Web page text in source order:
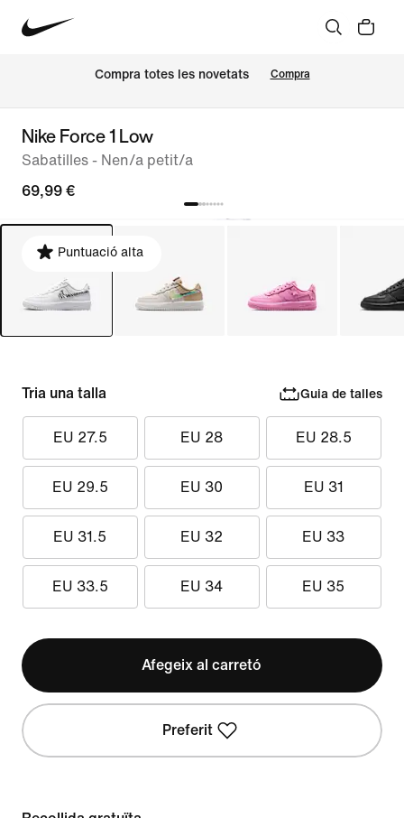
Compra totes les novetats Compra
Nike Force 1 Low
Sabatilles - Nen/a petit/a
69,99 €
Puntuació alta
Tria una talla Guia de talles
EU 27.5 EU 28 EU 28.5
EU 29.5 EU 30 EU 31
EU 31.5 EU 32 EU 33
EU 33.5 EU 34 EU 35
Afegeix al carretó
Preferit